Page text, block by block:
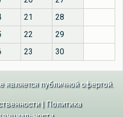
21
28
22
29
23 30
является публичной офертой.
| Политика